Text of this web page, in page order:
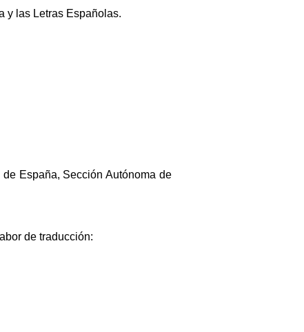
y las Letras Españolas.
España, Sección Autónoma de
de traducción: